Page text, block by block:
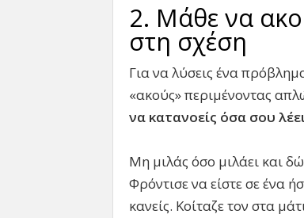
2. Μάθε να
στη σχέση
Για να λύσεις ένα
«ακούς» περιμένοντας
να κατανοείς όσα σου
Μη μιλάς όσο μιλάει και
Φρόντισε να είστε σε ένα
κανείς. Κοίταζε τον στα